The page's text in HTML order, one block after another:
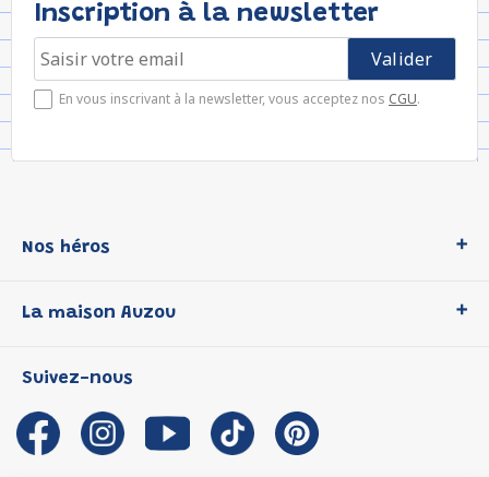
Inscription à la newsletter
En vous inscrivant à la newsletter, vous acceptez nos CGU.
Nos héros
P'tit Loup
Les Influenceuses
Migali
Petite Taupe
La maison Auzou
Notre histoire
Auzou s'engage
Auteurs et illustrateurs Auzou
Suivez-nous